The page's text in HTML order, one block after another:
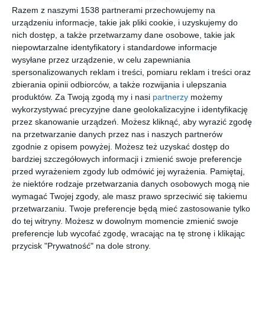
Razem z naszymi 1538 partnerami przechowujemy na
urządzeniu informacje, takie jak pliki cookie, i uzyskujemy do
nich dostęp, a także przetwarzamy dane osobowe, takie jak
niepowtarzalne identyfikatory i standardowe informacje
wysyłane przez urządzenie, w celu zapewniania
spersonalizowanych reklam i treści, pomiaru reklam i treści oraz
zbierania opinii odbiorców, a także rozwijania i ulepszania
produktów. Za Twoją zgodą my i nasi partnerzy możemy
wykorzystywać precyzyjne dane geolokalizacyjne i identyfikację
przez skanowanie urządzeń. Możesz kliknąć, aby wyrazić zgodę
na przetwarzanie danych przez nas i naszych partnerów
zgodnie z opisem powyżej. Możesz też uzyskać dostęp do
bardziej szczegółowych informacji i zmienić swoje preferencje
przed wyrażeniem zgody lub odmówić jej wyrażenia. Pamiętaj,
że niektóre rodzaje przetwarzania danych osobowych mogą nie
wymagać Twojej zgody, ale masz prawo sprzeciwić się takiemu
przetwarzaniu. Twoje preferencje będą mieć zastosowanie tylko
do tej witryny. Możesz w dowolnym momencie zmienić swoje
preferencje lub wycofać zgodę, wracając na tę stronę i klikając
przycisk "Prywatność" na dole strony.
INSPIRACJA
Pokój nastolatki
Biurko pod oknem
AUTOR:Artefekt
DODAJ DO ULUBIONYCH